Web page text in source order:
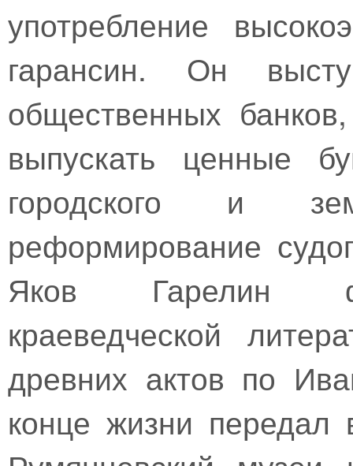
употребление
гарансин. Он
общественных
выпускать ценные
городского и
реформирование
Яков Гарелин
краеведческой
древних актов по
конце жизни передал